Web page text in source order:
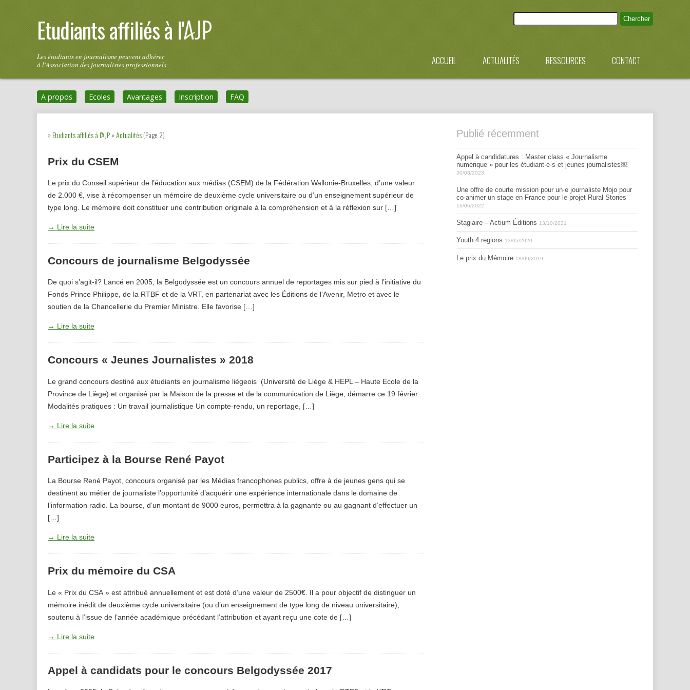
Etudiants affiliés à l'
Les étudiants en journalisme peuvent adhérer
à l'Association des journalistes professionnels
ACCUEIL ACTUALITÉS RESSOURCES CONTACT
A propos Ecoles Avantages Inscription FAQ
»Etudiants affiliés à l'AJP»Actualités(Page 2)
Prix du CSEM
Le prix du Conseil supérieur de l’éducation aux médias (CSEM) de la Fédération Wallonie-Bruxelles, d’une valeur
de 2.000 €, vise à récompenser un mémoire de deuxième cycle universitaire ou d’un enseignement supérieur de
type long. Le mémoire doit constituer une contribution originale à la compréhension et à la réflexion sur […]
→ Lire la suite
Concours de journalisme Belgodyssée
De quoi s’agit-il? Lancé en 2005, la Belgodyssée est un concours annuel de reportages mis sur pied à l’initiative du
Fonds Prince Philippe, de la RTBF et de la VRT, en partenariat avec les Éditions de l’Avenir, Metro et avec le
soutien de la Chancellerie du Premier Ministre. Elle favorise […]
→ Lire la suite
Concours « Jeunes Journalistes » 2018
Le grand concours destiné aux étudiants en journalisme liégeois (Université de Liège & HEPL – Haute Ecole de la
Province de Liège) et organisé par la Maison de la presse et de la communication de Liège, démarre ce 19 février.
Modalités pratiques : Un travail journalistique Un compte-rendu, un reportage, […]
→ Lire la suite
Participez à la Bourse René Payot
La Bourse René Payot, concours organisé par les Médias francophones publics, offre à de jeunes gens qui se
destinent au métier de journaliste l’opportunité d’acquérir une expérience internationale dans le domaine de
l’information radio. La bourse, d’un montant de 9000 euros, permettra à la gagnante ou au gagnant d’effectuer un
[…]
→ Lire la suite
Prix du mémoire du CSA
Le « Prix du CSA » est attribué annuellement et est doté d’une valeur de 2500€. Il a pour objectif de distinguer un
mémoire inédit de deuxième cycle universitaire (ou d’un enseignement de type long de niveau universitaire),
soutenu à l’issue de l’année académique précédant l’attribution et ayant reçu une cote de […]
→ Lire la suite
Appel à candidats pour le concours Belgodyssée 2017
Publié récemment
Appel à candidatures : Master class « Journalisme
numérique » pour les étudiant·e·s et jeunes journalistes￼
30/03/2023
Une offre de courte mission pour un·e journaliste Mojo pour
co-animer un stage en France pour le projet Rural Stories
16/06/2022
Stagiaire – Actium Éditions 13/10/2021
Youth 4 regions 13/05/2020
Le prix du Mémoire 18/09/2019